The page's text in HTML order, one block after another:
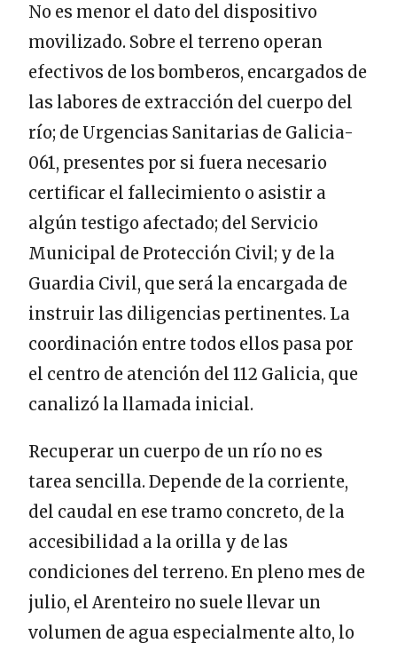
No es menor el dato del dispositivo
movilizado. Sobre el terreno operan
efectivos de los bomberos, encargados de
las labores de extracción del cuerpo del
río; de Urgencias Sanitarias de Galicia-
061, presentes por si fuera necesario
certificar el fallecimiento o asistir a
algún testigo afectado; del Servicio
Municipal de Protección Civil; y de la
Guardia Civil, que será la encargada de
instruir las diligencias pertinentes. La
coordinación entre todos ellos pasa por
el centro de atención del 112 Galicia, que
canalizó la llamada inicial.
Recuperar un cuerpo de un río no es
tarea sencilla. Depende de la corriente,
del caudal en ese tramo concreto, de la
accesibilidad a la orilla y de las
condiciones del terreno. En pleno mes de
julio, el Arenteiro no suele llevar un
volumen de agua especialmente alto, lo